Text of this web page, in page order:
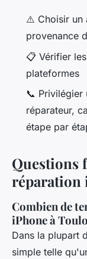
⚠️ Choisir un
provenance
📋 Vérifier les
plateformes
📞 Privilégier
réparateur,
étape par
Questions
réparation
Combien de
iPhone à
Dans la plupart
simple telle